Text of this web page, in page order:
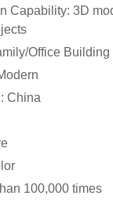
Capability: 3D
Office Building
China
100,000 times